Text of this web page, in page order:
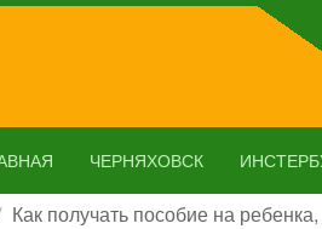
ЧЕРНЯХОВСК
Как получать пособие на